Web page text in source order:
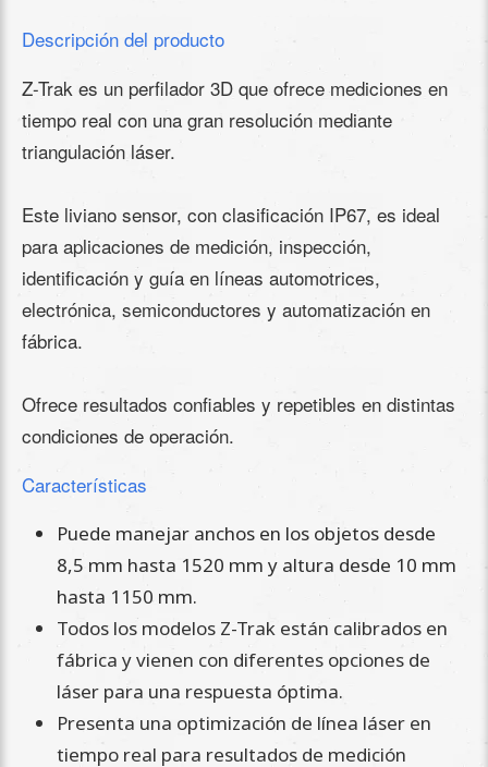
Descripción del producto
Z-Trak es un perfilador 3D que ofrece mediciones en
tiempo real con una gran resolución mediante
triangulación láser.
Este liviano sensor, con clasificación IP67, es ideal
para aplicaciones de medición, inspección,
identificación y guía en líneas automotrices,
electrónica, semiconductores y automatización en
fábrica.
Ofrece resultados confiables y repetibles en distintas
condiciones de operación.
Características
Puede manejar anchos en los objetos desde
8,5 mm hasta 1520 mm y altura desde 10 mm
hasta 1150 mm.
Todos los modelos Z-Trak están calibrados en
fábrica y vienen con diferentes opciones de
láser para una respuesta óptima.
Presenta una optimización de línea láser en
tiempo real para resultados de medición